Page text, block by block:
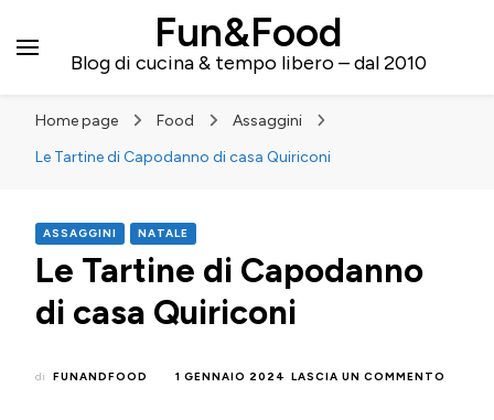
Fun&Food
Blog di cucina & tempo libero – dal 2010
Home page Food
Assaggini
Le Tartine di Capodanno di casa Quiriconi
ASSAGGINI NATALE
Le Tartine di Capodanno
di casa Quiriconi
di FUNANDFOOD 1 GENNAIO 2024 LASCIA UN COMMENTO